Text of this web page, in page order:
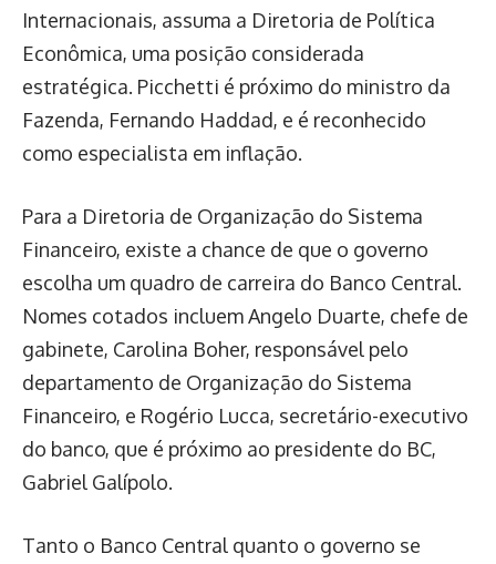
Internacionais, assuma a Diretoria de Política
Econômica, uma posição considerada
estratégica. Picchetti é próximo do ministro da
Fazenda, Fernando Haddad, e é reconhecido
como especialista em inflação.
Para a Diretoria de Organização do Sistema
Financeiro, existe a chance de que o governo
escolha um quadro de carreira do Banco Central.
Nomes cotados incluem Angelo Duarte, chefe de
gabinete, Carolina Boher, responsável pelo
departamento de Organização do Sistema
Financeiro, e Rogério Lucca, secretário-executivo
do banco, que é próximo ao presidente do BC,
Gabriel Galípolo.
Tanto o Banco Central quanto o governo se